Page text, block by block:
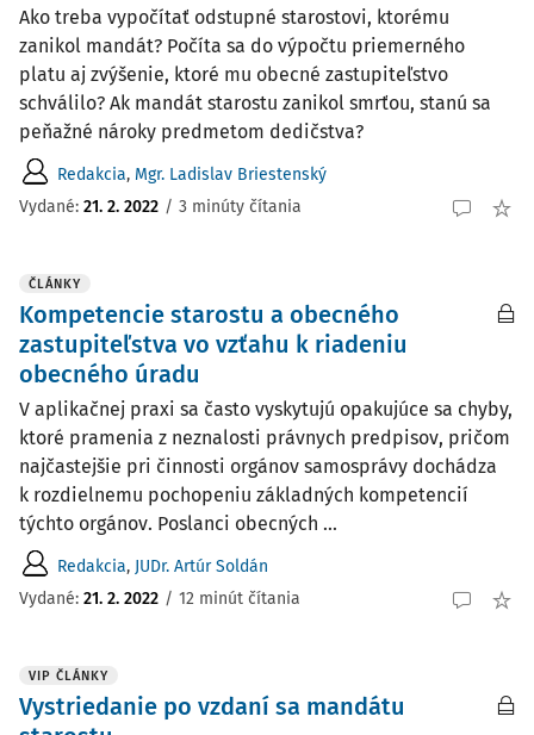
Ako treba vypočítať odstupné starostovi, ktorému
zanikol mandát? Počíta sa do výpočtu priemerného
platu aj zvýšenie, ktoré mu obecné zastupiteľstvo
schválilo? Ak mandát starostu zanikol smrťou, stanú sa
peňažné nároky predmetom dedičstva?
Redakcia, Mgr. Ladislav Briestenský
Vydané: 21. 2. 2022 / 3 minúty čítania
ČLÁNKY
Kompetencie starostu a obecného
zastupiteľstva vo vzťahu k riadeniu
obecného úradu
V aplikačnej praxi sa často vyskytujú opakujúce sa chyby,
ktoré pramenia z neznalosti právnych predpisov, pričom
najčastejšie pri činnosti orgánov samosprávy dochádza
k rozdielnemu pochopeniu základných kompetencií
týchto orgánov. Poslanci obecných ...
Redakcia, JUDr. Artúr Soldán
Vydané: 21. 2. 2022 / 12 minút čítania
VIP ČLÁNKY
Vystriedanie po vzdaní sa mandátu